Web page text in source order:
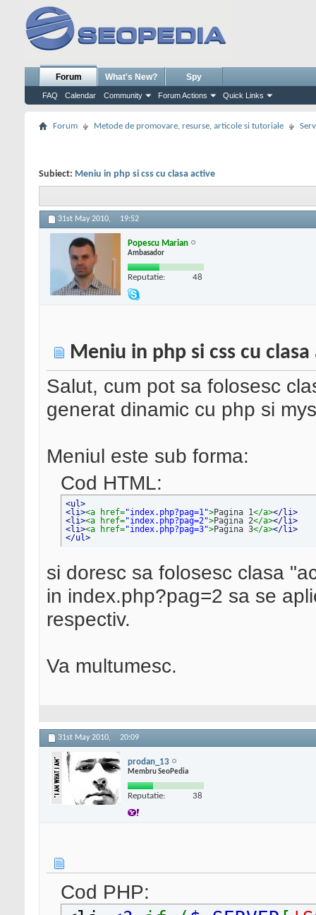
Forum
FAQ Calendar Community Forum Actions Quick Links
What's New? Spy
Forum Metode de promovare, resurse, articole si tutoriale
Subiect: Meniu in php si css cu clasa active
31st May 2010, 19:52
Popescu Marian
Ambasador
Reputatie: 48
Meniu in php si css cu
Salut, cum pot sa folosesc
generat dinamic cu php si
Meniul este sub forma:
Cod HTML:
<ul>
<li><a href="index.php?pag=1">Pagina 1</a></li>
<li><a href="index.php?pag=2">Pagina 2</a></li>
<li><a href="index.php?pag=3">Pagina 3</a></li>
</ul>
si doresc sa folosesc clasa
in index.php?pag=2 sa se
respectiv.
Va multumesc.
31st May 2010, 20:09
prodan_13
Membru SeoPedia
Reputatie: 38
Cod PHP: